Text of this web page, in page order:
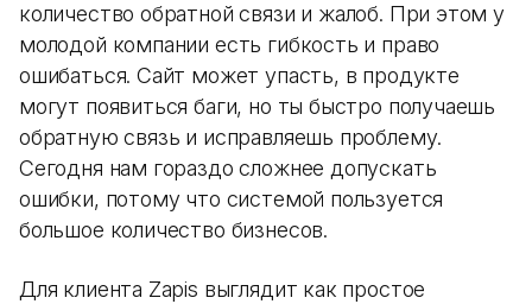
количество обратной связи и жалоб. При этом у
молодой компании есть гибкость и право
ошибаться. Сайт может упасть, в продукте
могут появиться баги, но ты быстро получаешь
обратную связь и исправляешь проблему.
Сегодня нам гораздо сложнее допускать
ошибки, потому что системой пользуется
большое количество бизнесов.
Для клиента Zapis выглядит как простое